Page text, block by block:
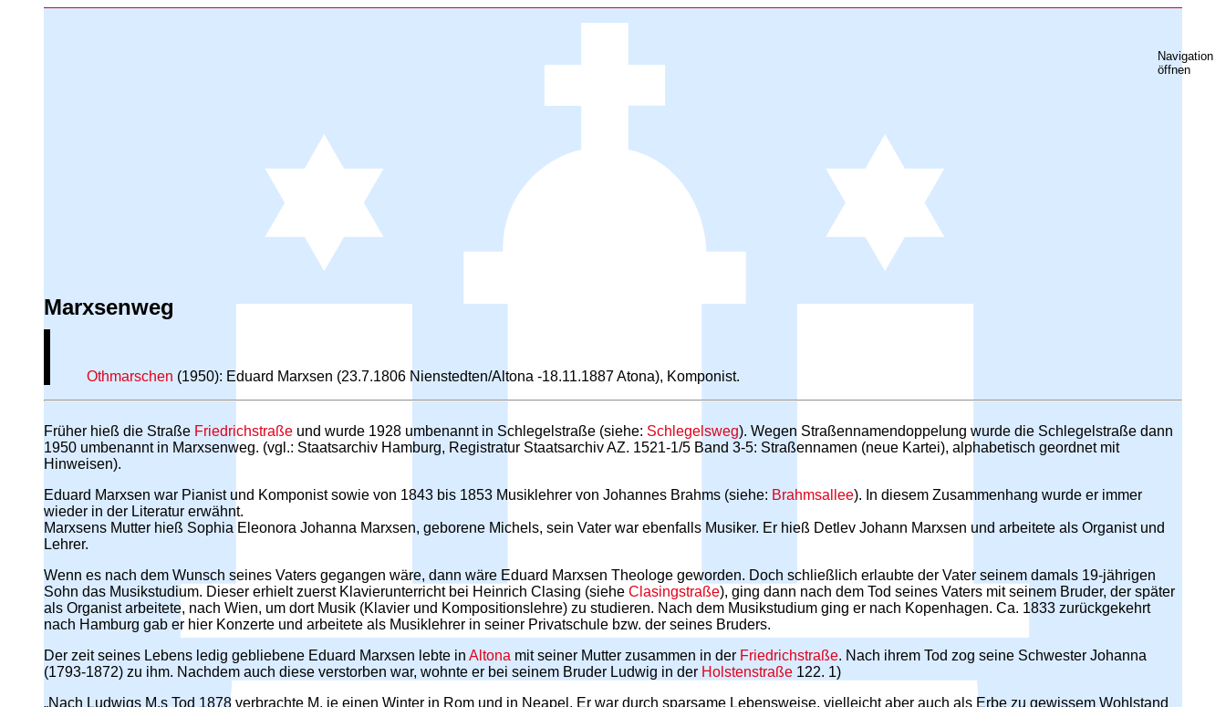
Navigation
öffnen
Marxsenweg
Othmarschen (1950): Eduard Marxsen (23.7.1806 Nienstedten/Altona -18.11.1887 Atona), Komponist.
Früher hieß die Straße Friedrichstraße und wurde 1928 umbenannt in Schlegelstraße (siehe: Schlegelsweg). Wegen Straßennamendoppelung wurde die Schlegelstraße dann
1950 umbenannt in Marxsenweg. (vgl.: Staatsarchiv Hamburg, Registratur Staatsarchiv AZ. 1521-1/5 Band 3-5: Straßennamen (neue Kartei), alphabetisch geordnet mit
Hinweisen).
Eduard Marxsen war Pianist und Komponist sowie von 1843 bis 1853 Musiklehrer von Johannes Brahms (siehe: Brahmsallee). In diesem Zusammenhang wurde er immer
wieder in der Literatur erwähnt.
Marxsens Mutter hieß Sophia Eleonora Johanna Marxsen, geborene Michels, sein Vater war ebenfalls Musiker. Er hieß Detlev Johann Marxsen und arbeitete als Organist und
Lehrer.
Wenn es nach dem Wunsch seines Vaters gegangen wäre, dann wäre Eduard Marxsen Theologe geworden. Doch schließlich erlaubte der Vater seinem damals 19-jährigen
Sohn das Musikstudium. Dieser erhielt zuerst Klavierunterricht bei Heinrich Clasing (siehe Clasingstraße), ging dann nach dem Tod seines Vaters mit seinem Bruder, der später
als Organist arbeitete, nach Wien, um dort Musik (Klavier und Kompositionslehre) zu studieren. Nach dem Musikstudium ging er nach Kopenhagen. Ca. 1833 zurückgekehrt
nach Hamburg gab er hier Konzerte und arbeitete als Musiklehrer in seiner Privatschule bzw. der seines Bruders.
Der zeit seines Lebens ledig gebliebene Eduard Marxsen lebte in Altona mit seiner Mutter zusammen in der Friedrichstraße. Nach ihrem Tod zog seine Schwester Johanna
(1793-1872) zu ihm. Nachdem auch diese verstorben war, wohnte er bei seinem Bruder Ludwig in der Holstenstraße 122. 1)
„Nach Ludwigs M.s Tod 1878 verbrachte M. je einen Winter in Rom und in Neapel. Er war durch sparsame Lebensweise, vielleicht aber auch als Erbe zu gewissem Wohlstand